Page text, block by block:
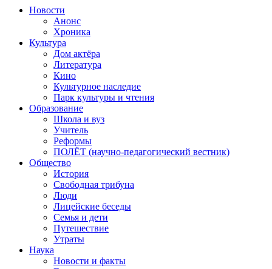
Новости
Анонс
Хроника
Культура
Дом актёра
Литература
Кино
Культурное наследие
Парк культуры и чтения
Образование
Школа и вуз
Учитель
Реформы
ПОЛЁТ (научно-педагогический вестник)
Общество
История
Свободная трибуна
Люди
Лицейские беседы
Семья и дети
Путешествие
Утраты
Наука
Новости и факты